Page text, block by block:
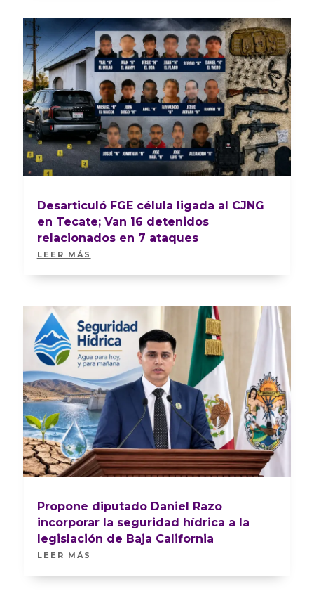
Desarticuló FGE célula ligada al CJNG
en Tecate; Van 16 detenidos
relacionados en 7 ataques
LEER MÁS
Propone diputado Daniel Razo
incorporar la seguridad hídrica a la
legislación de Baja California
LEER MÁS